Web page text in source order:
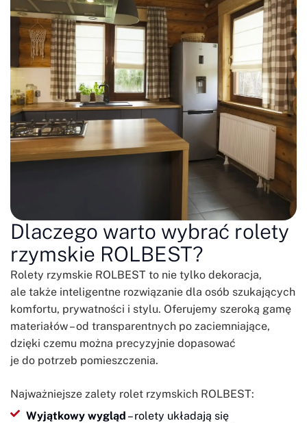
Dlaczego warto wybrać rolety
rzymskie ROLBEST?
Rolety rzymskie ROLBEST to nie tylko dekoracja,
ale także inteligentne rozwiązanie dla osób szukających
komfortu, prywatności i stylu. Oferujemy szeroką gamę
materiałów – od transparentnych po zaciemniające,
dzięki czemu można precyzyjnie dopasować
je do potrzeb pomieszczenia.
Najważniejsze zalety rolet rzymskich ROLBEST:
Wyjątkowy wygląd – rolety układają się